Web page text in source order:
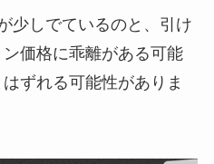
少しでているのと、引け
価格に乖離がある可能
ずれる可能性がありま